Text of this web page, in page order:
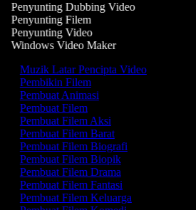
Penyunting Dubbing Video
Penyunting Filem
Penyunting Video
Windows Video Maker
Muzik Latar Pencipta Video
Pembikin Filem
Pembuat Animasi
Pembuat Filem
Pembuat Filem Aksi
Pembuat Filem Barat
Pembuat Filem Biografi
Pembuat Filem Biopik
Pembuat Filem Drama
Pembuat Filem Fantasi
Pembuat Filem Keluarga